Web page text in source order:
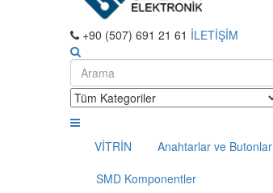
+90 (507) 691 21 61 İLETİŞİM
VİTRİN Anahtarlar ve Butonlar
SMD Komponentler